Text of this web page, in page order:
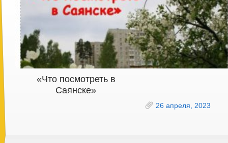
«Что посмотреть в
Саянске»
26 апреля, 2023